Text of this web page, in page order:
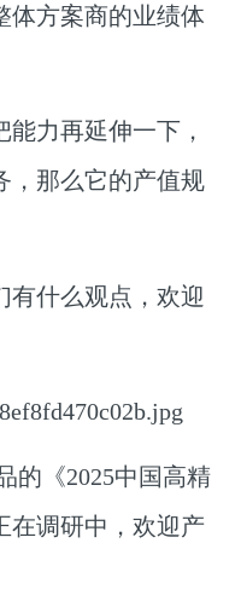
体方案商的业绩体
力再延伸一下，
，那么它的产值规
有什么观点，欢迎
的《2025中国高精
调研中， 欢迎产